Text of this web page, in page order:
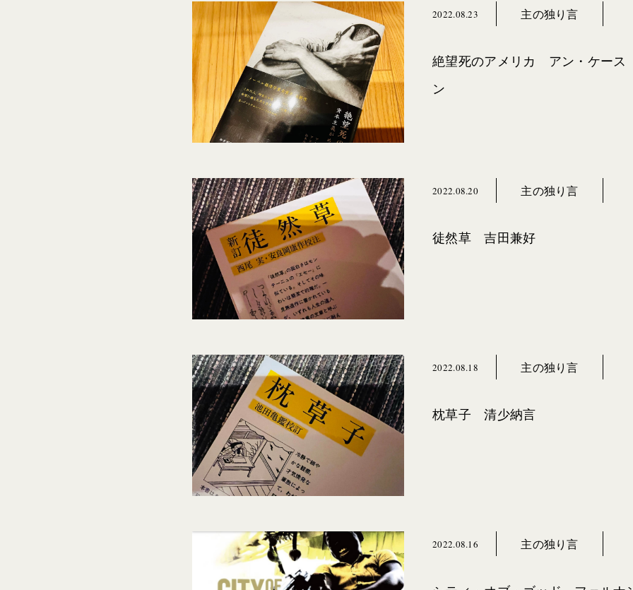
2022.08.23 主の独り言
絶望死のアメリカ アン・ケース
ン
2022.08.20 主の独り言
徒然草 吉田兼好
2022.08.18 主の独り言
枕草子 清少納言
2022.08.16 主の独り言